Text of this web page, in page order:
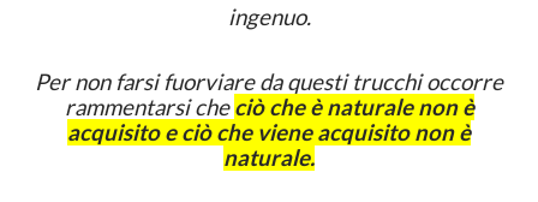
ingenuo.
Per non farsi fuorviare da questi trucchi occorre
rammentarsi checiò che è naturale non è
acquisito e ciò che viene acquisito non è
naturale.